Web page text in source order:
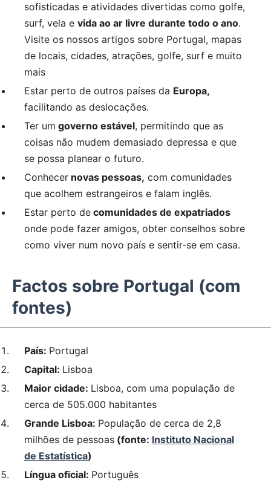
sofisticadas e atividades divertidas como golfe,
surf, vela e vida ao ar livre durante todo o ano.
Visite os nossos artigos sobre Portugal, mapas
de locais, cidades, atrações, golfe, surf e muito
mais
Estar perto de outros países da Europa,
facilitando as deslocações.
Ter um governo estável, permitindo que as
coisas não mudem demasiado depressa e que
se possa planear o futuro.
Conhecer novas pessoas, com comunidades
que acolhem estrangeiros e falam inglês.
Estar perto de comunidades de expatriados
onde pode fazer amigos, obter conselhos sobre
como viver num novo país e sentir-se em casa.
Factos sobre Portugal (com
fontes)
País: Portugal
Capital: Lisboa
Maior cidade: Lisboa, com uma população de
cerca de 505.000 habitantes
Grande Lisboa: População de cerca de 2,8
milhões de pessoas (fonte: Instituto Nacional
de Estatística)
Língua oficial: Português